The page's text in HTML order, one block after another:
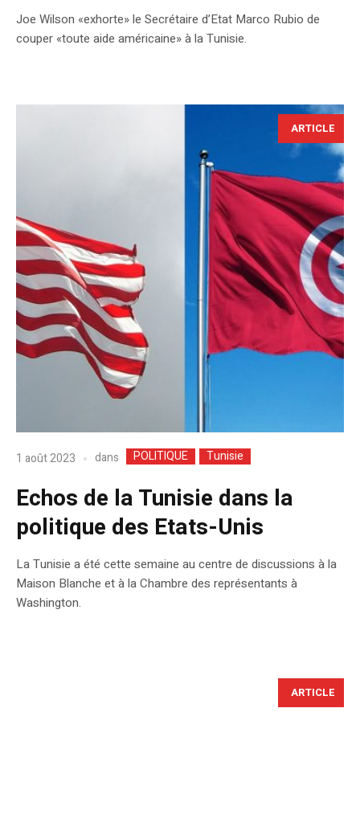
Joe Wilson «exhorte» le Secrétaire d’Etat Marco Rubio de
couper «toute aide américaine» à la Tunisie.
ARTICLE
1 août 2023 dans POLITIQUE Tunisie
Echos de la Tunisie dans la
politique des Etats-Unis
La Tunisie a été cette semaine au centre de discussions à la
Maison Blanche et à la Chambre des représentants à
Washington.
ARTICLE